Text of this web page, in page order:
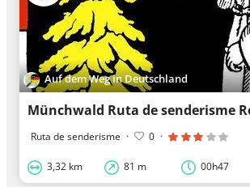
Auf dem Weg in Deutschland
Münchwald Ruta de senderisme
Ruta de senderisme · 0 ·
3,32 km 81 m 00h47